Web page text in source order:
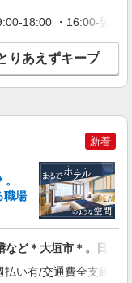
日払い有/週払い有/交
)＞
NEW
＊16時退社も
日払い有/週払い有/交
細を見る
9:00-18:00 ・16:00-
りあえずキープ
新着
職場
ど＊大垣市＊。日払可
い有/交通費全支給(ガ